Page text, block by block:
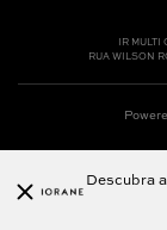
IR
RUA WILSON
Descubra